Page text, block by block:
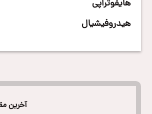
هایفوتراپی
هیدروفیشیال
آخرین